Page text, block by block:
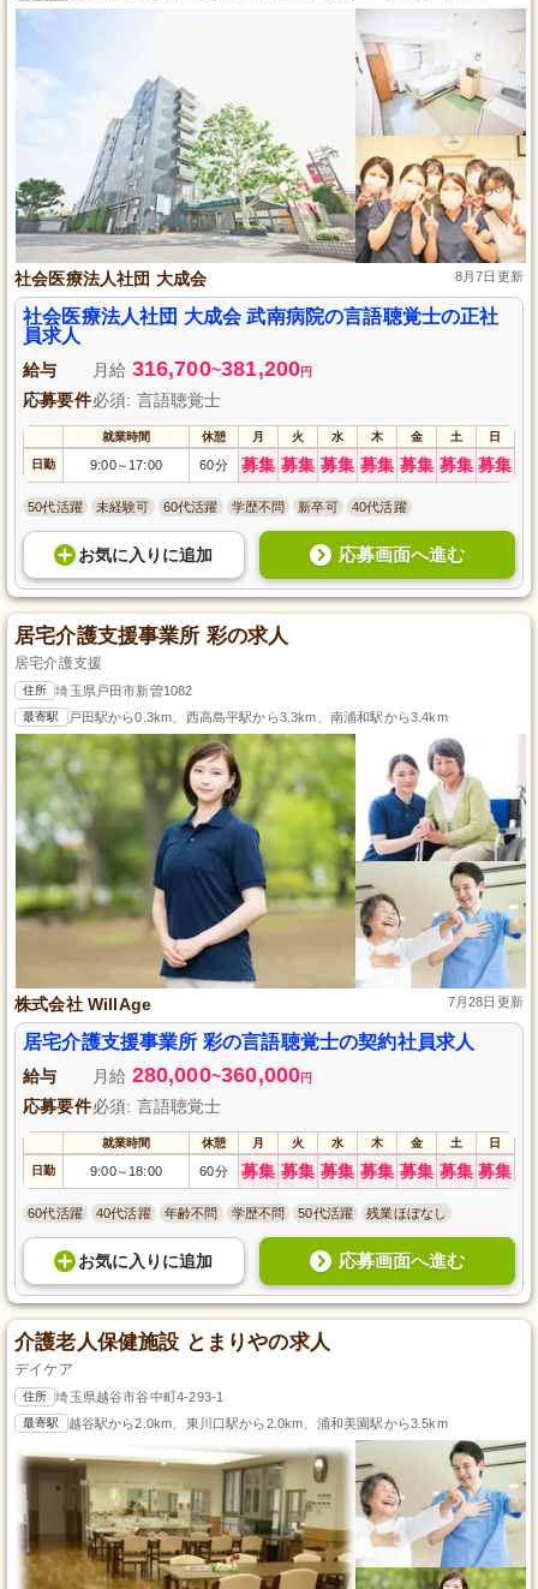
社会医療法人社団 大成会 8月7日更新
社会医療法人社団 大成会 武南病院の言語聴覚士の正社
員求人
給与 月給 316,700~381,200円
応募要件必須: 言語聴覚士
就業時間 休憩 月 火 水 木 金 土 日
日勤 9:00～ 17:00 60分 募集 募集 募集 募集 募集 募集 募集
50代活躍 未経験可 60代活躍 学歴不問 新卒可 40代活躍
お気に入り に追加 応募画面へ進む
居宅介護支援事業所 彩の求人
居宅介護支援
住所 埼玉県戸田市新曽1082
最寄駅 戸田駅から0.3km、西高島平駅から3.3km、南浦和駅から3.4km
株式会社 WillAge 7月28日更新
居宅介護支援事業所 彩の言語聴覚士の契約社員求人
給与 月給 280,000~360,000円
応募要件必須: 言語聴覚士
就業時間 休憩 月 火 水 木 金 土 日
日勤 9:00～ 18:00 60分 募集 募集 募集 募集 募集 募集 募集
60代活躍 40代活躍 年齢不問 学歴不問 50代活躍 残業ほぼなし
お気に入り に追加 応募画面へ進む
介護老人保健施設 とまりやの求人
デイケア
住所 埼玉県越谷市谷中町4-293-1
最寄駅 越谷駅から2.0km、東川口駅から2.0km、浦和美園駅から3.5km